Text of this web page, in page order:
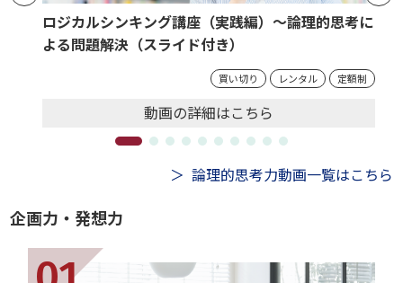
ロジカルシンキング講座（実践編）～論理的思考に
よる問題解決（スライド付き）
買い切り レンタル 定額制
動画の詳細はこちら
論理的思考力動画一覧はこちら
企画力・発想力